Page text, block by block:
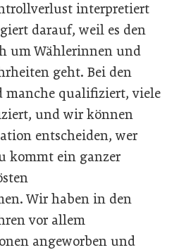
interpretiert
darauf, weil es den
um Wählerinnen und
geht. Bei den
manche qualifiziert, viele
und wir können
entscheiden, wer
kommt ein ganzer
Wir haben in den
vor allem
angeworben und